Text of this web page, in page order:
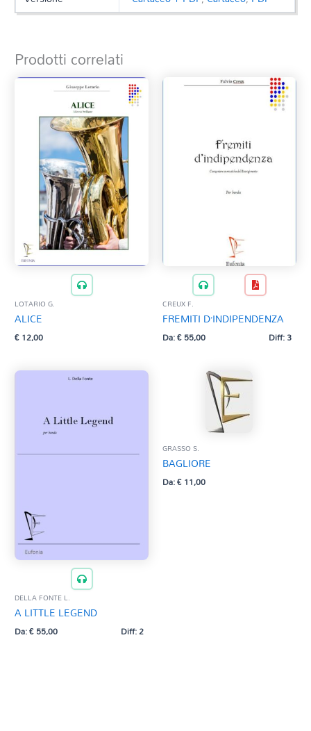
Prodotti correlati
LOTARIO G.
ALICE
€12,00
CREUX F.
FREMITI D’INDIPENDENZA
Da:€55,00 Diff: 3
DELLA FONTE L.
A LITTLE LEGEND
Da:€55,00 Diff: 2
GRASSO S.
BAGLIORE
Da:€11,00